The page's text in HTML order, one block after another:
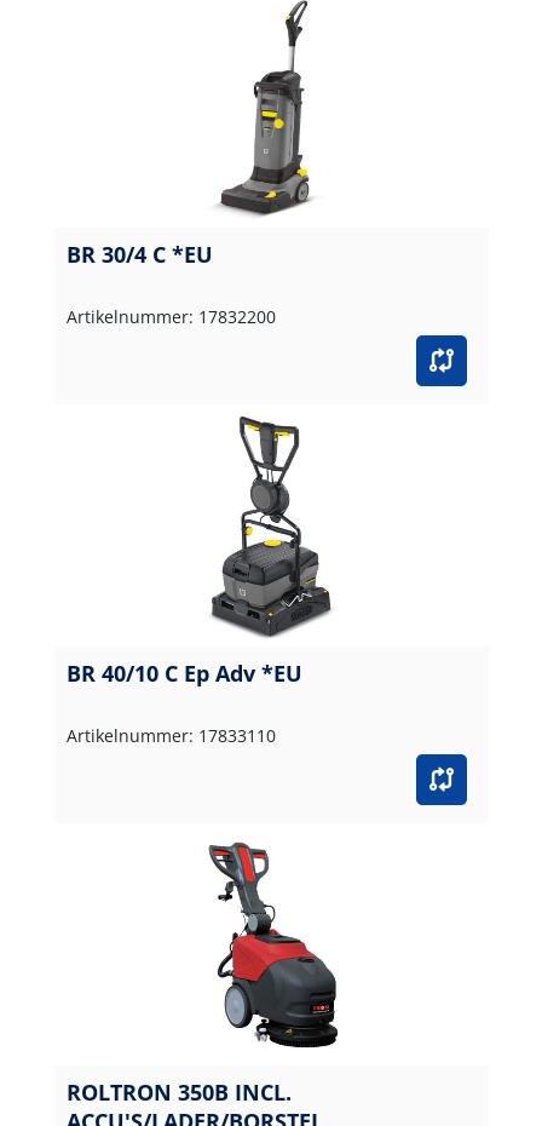
BR 30/4 C *EU
Artikelnummer: 17832200
BR 40/10 C Ep Adv *EU
Artikelnummer: 17833110
ROLTRON 350B INCL.